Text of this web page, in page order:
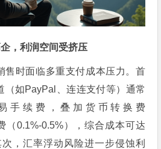
，利润空间受挤压
售时面临多重支付成本压力。首
（如PayPal、连连支付等）通常
手续费，叠加货币转换费
（0.1%-0.5%），综合成本可达
，汇率浮动风险进一步侵蚀利